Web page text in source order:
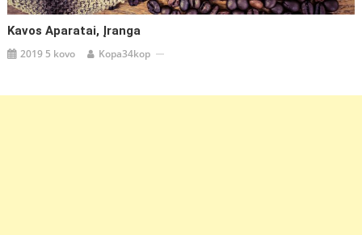
Kavos Aparatai, Įranga
2019 5 kovo Kopa34kop